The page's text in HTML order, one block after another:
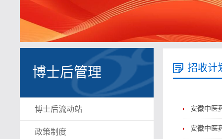
博士后管理
博士后流动站
政策制度
招收计
安徽中医
安徽中医